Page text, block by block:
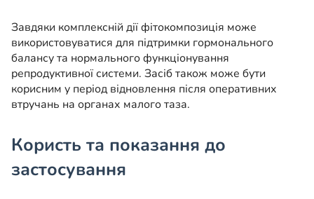
Завдяки комплексній дії фітокомпозиція може
використовуватися для підтримки гормонального
балансу та нормального функціонування
репродуктивної системи. Засіб також може бути
корисним у період відновлення після оперативних
втручань на органах малого таза.
Користь та показання до
застосування